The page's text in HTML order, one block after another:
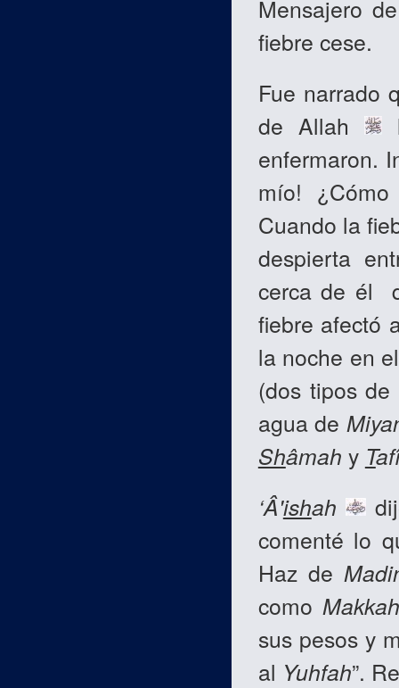
Mensajero
fiebre cese.
Fue narrado
de Allah
enfermaron.
mío!
Cuando la
despierta
cerca de él
fiebre afectó
la noche en
(dos tipos
agua de
Shâmah y T
‘Â'ishah
comenté lo
Haz de
como Makkah
sus pesos y
al Yuhfah”.